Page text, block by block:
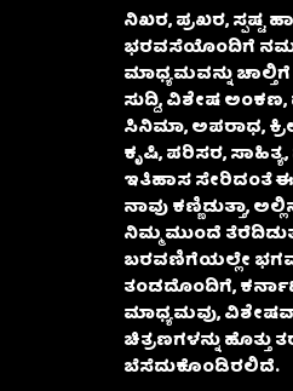
ನಿಖರ, ಪ್ರಖರ, ಸ್ಪಷ್ಟ
ಭರವಸೆಯೊಂದಿಗೆ ನಮ್ಮ
ಮಾಧ್ಯಮವನ್ನು ಚಾಲ್ತಿಗೆ
ಸುದ್ದಿ, ವಿಶೇಷ
ಸಿನಿಮಾ, ಅಪರಾಧ,
ಕೃಷಿ, ಪರಿಸರ,
ಇತಿಹಾಸ ಸೇರಿದಂತೆ
ನಾವು ಕಣ್ಣಿಡುತ್ತಾ,
ನಿಮ್ಮ ಮುಂದೆ
ಬರವಣಿಗೆಯಲ್ಲೇ
ತಂಡದೊಂದಿಗೆ,
ಮಾಧ್ಯಮವು,
ಚಿತ್ರಣಗಳನ್ನು ಹೊತ್ತು
ಬೆಸೆದುಕೊಂಡಿರಲಿದೆ.